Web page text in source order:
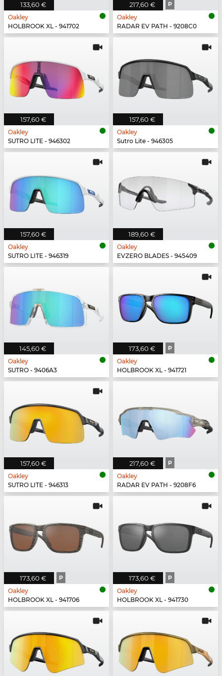
133,60 €
Oakley
HOLBROOK XL - 941702
217,60 € P
Oakley
RADAR EV PATH - 9208C0
157,60 €
Oakley
SUTRO LITE - 946302
157,60 €
Oakley
Sutro Lite - 946305
157,60 €
Oakley
SUTRO LITE - 946319
189,60 €
Oakley
EVZERO BLADES - 945409
145,60 €
Oakley
SUTRO - 9406A3
173,60 € P
Oakley
HOLBROOK XL - 941721
157,60 €
Oakley
SUTRO LITE - 946313
217,60 € P
Oakley
RADAR EV PATH - 9208F6
173,60 € P
Oakley
HOLBROOK XL - 941706
173,60 € P
Oakley
HOLBROOK XL - 941730